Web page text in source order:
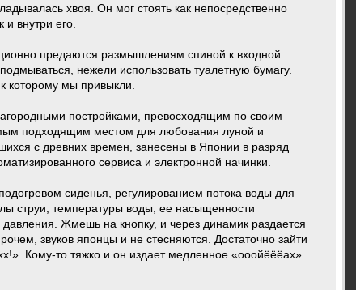
хвоя. Он мог стоять как непосредственно
внутри его.
предаются размышлениям спиной к входной
нежели использовать туалетную бумагу.
которому мы привыкли.
постройками, превосходящим по своим
подходящим местом для любования луной и
с древних времен, занесены в Японии в разряд
сервиса и электронной начинки.
сиденья, регулированием потока воды для
струи, температуры воды, ее насыщенности
Жмешь на кнопку, и через динамик раздается
звуков японцы и не стесняются. Достаточно зайти
Кому-то тяжко и он издает медленное «ооойёёёах».